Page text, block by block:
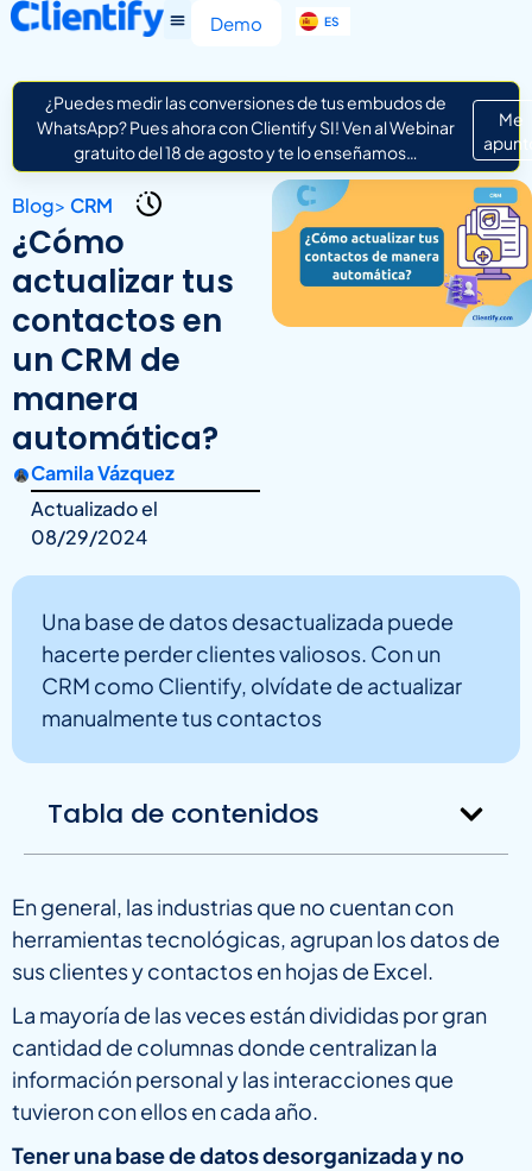
Demo ES
IT
¿Puedes medir las conversiones de tus embudos de
WhatsApp? Pues ahora con Clientify SI! Ven al Webinar
gratuito del 18 de agosto y te lo enseñamos…
Me
Blog> CRM
¿Cómo
actualizar tus
contactos en
un CRM de
manera
automática?
Camila Vázquez
Actualizado el
08/29/2024
Una base de datos desactualizada puede
hacerte perder clientes valiosos. Con un
CRM como Clientify, olvídate de actualizar
manualmente tus contactos
Tabla de contenidos
En general, las industrias que no cuentan con
herramientas tecnológicas, agrupan los datos de
sus clientes y contactos en hojas de Excel.
La mayoría de las veces están divididas por gran
cantidad de columnas donde centralizan la
información personal y las interacciones que
tuvieron con ellos en cada año.
Tener una base de datos desorganizada y no